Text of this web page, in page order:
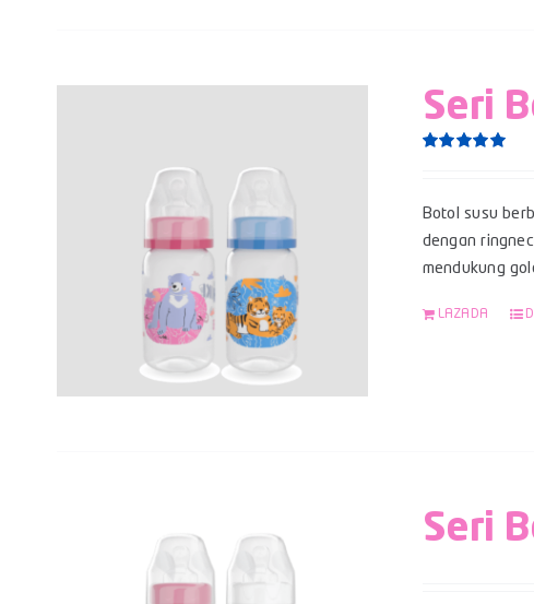
Seri
Botol susu
dengan
mendukung
LAZADA
Seri